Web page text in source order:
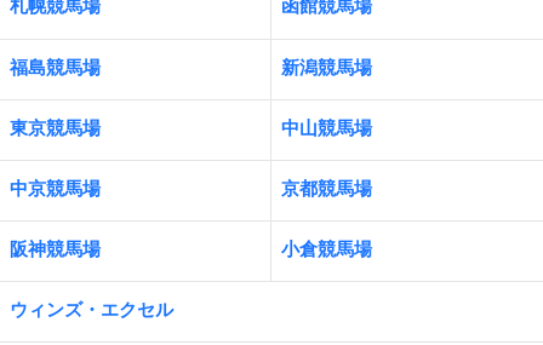
札幌競馬場 函館競馬場
福島競馬場 新潟競馬場
東京競馬場 中山競馬場
中京競馬場 京都競馬場
阪神競馬場 小倉競馬場
ウィンズ・エクセル